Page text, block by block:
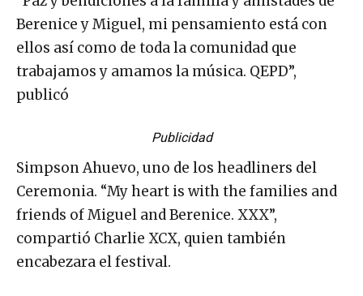
Berenice y Miguel, mi pensamiento está con
ellos así como de toda la comunidad que
trabajamos y amamos la música. QEPD”,
publicó
Publicidad
Simpson Ahuevo, uno de los headliners del
Ceremonia. “My heart is with the families and
friends of Miguel and Berenice. XXX”,
compartió Charlie XCX, quien también
encabezara el festival.